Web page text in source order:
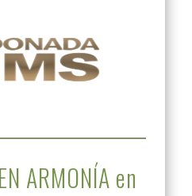
ARMONÍA en